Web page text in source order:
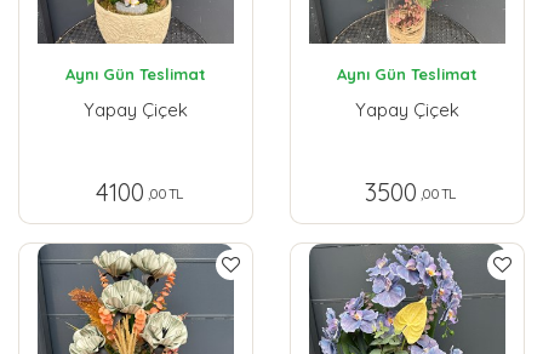
Aynı Gün Teslimat
Yapay Çiçek
4100 ,00 TL
Aynı Gün Teslimat
Yapay Çiçek
3500 ,00 TL